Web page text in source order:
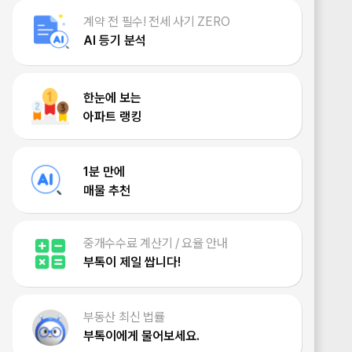
계약 전 필수! 전세 사기 ZERO
AI 등기 분석
한눈에 보는
아파트 랭킹
1분 만에
매물 추천
중개수수료 계산기 / 요율 안내
부톡이 제일 쌉니다!
부동산 최신 법률
부톡이에게 물어보세요.